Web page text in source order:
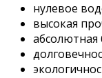
нулевое
высокая
абсолютная